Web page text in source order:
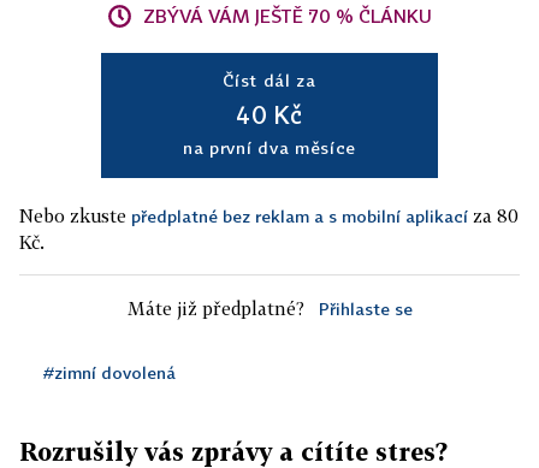
ZBÝVÁ VÁM JEŠTĚ 70 % ČLÁNKU
Číst dál za
40 Kč
na první dva měsíce
Nebo zkuste předplatné bez reklam a s mobilní aplikací za 80
Kč.
Máte již předplatné? Přihlaste se
#zimní dovolená
Rozrušily vás zprávy a cítíte stres?